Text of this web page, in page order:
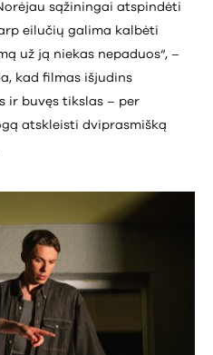
sąžiningai atspindėti
eilučių galima kalbėti
už ją niekas nepaduos“, –
kad filmas išjudins
ir buvęs tikslas – per
atskleisti dviprasmišką